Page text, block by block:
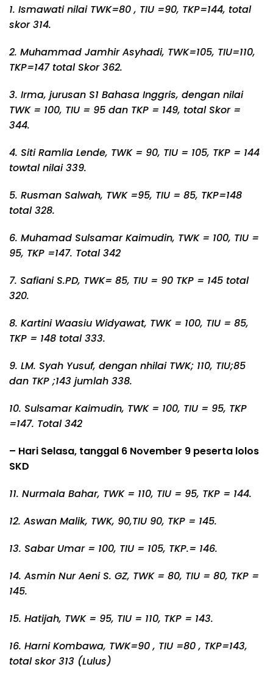
1. Ismawati nilai TWK=80 , TIU =90, TKP=144, total
skor 314.
2. Muhammad Jamhir Asyhadi, TWK=105, TIU=110,
TKP=147 total Skor 362.
3. Irma, jurusan S1 Bahasa Inggris, dengan nilai
TWK = 100, TIU = 95 dan TKP = 149, total Skor =
344.
4. Siti Ramlia Lende, TWK = 90, TIU = 105, TKP = 144
towtal nilai 339.
5. Rusman Salwah, TWK =95, TIU = 85, TKP=148
total 328.
6. Muhamad Sulsamar Kaimudin, TWK = 100, TIU =
95, TKP =147. Total 342
7. Safiani S.PD, TWK= 85, TIU = 90 TKP = 145 total
320.
8. Kartini Waasiu Widyawat, TWK = 100, TIU = 85,
TKP = 148 total 333.
9. LM. Syah Yusuf, dengan nhilai TWK; 110, TIU;85
dan TKP ;143 jumlah 338.
10. Sulsamar Kaimudin, TWK = 100, TIU = 95, TKP
=147. Total 342
– Hari Selasa, tanggal 6 November 9 peserta lolos
SKD
11. Nurmala Bahar, TWK = 110, TIU = 95, TKP = 144.
12. Aswan Malik, TWK, 90,TIU 90, TKP = 145.
13. Sabar Umar = 100, TIU = 105, TKP.= 146.
14. Asmin Nur Aeni S. GZ, TWK = 80, TIU = 80, TKP =
145.
15. Hatijah, TWK = 95, TIU = 110, TKP = 143.
16. Harni Kombawa, TWK=90 , TIU =80 , TKP=143,
total skor 313 (Lulus)